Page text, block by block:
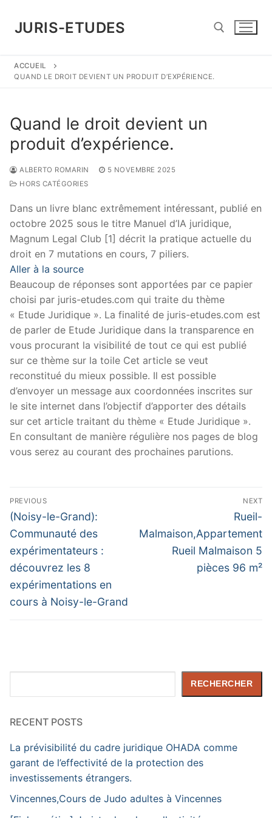
contenu
JURIS-ETUDES
ACCUEIL
QUAND LE DROIT DEVIENT UN PRODUIT D’EXPÉRIENCE.
Quand le droit devient un
produit d’expérience.
ALBERTO ROMARIN
5 NOVEMBRE 2025
HORS CATÉGORIES
Dans un livre blanc extrêmement intéressant, publié en
octobre 2025 sous le titre Manuel d’IA juridique,
Magnum Legal Club [1] décrit la pratique actuelle du
droit en 7 mutations en cours, 7 piliers.
Aller à la source
Beaucoup de réponses sont apportées par ce papier
choisi par juris-etudes.com qui traite du thème
« Etude Juridique ». La finalité de juris-etudes.com est
de parler de Etude Juridique dans la transparence en
vous procurant la visibilité de tout ce qui est publié
sur ce thème sur la toile Cet article se veut
reconstitué du mieux possible. Il est possible
d’envoyer un message aux coordonnées inscrites sur
le site internet dans l’objectif d’apporter des détails
sur cet article traitant du thème « Etude Juridique ».
En consultant de manière régulière nos pages de blog
vous serez au courant des prochaines parutions.
Navigation
de
l’article
PREVIOUS
Previous
post:
(Noisy-le-Grand):
Communauté des
expérimentateurs :
découvrez les 8
expérimentations en
cours à Noisy-le-Grand
NEXT
Next
post:
Rueil-
Malmaison,Appartement
Rueil Malmaison 5
pièces 96 m²
RECHERCHER
RECENT POSTS
La prévisibilité du cadre juridique OHADA comme
garant de l’effectivité de la protection des
investissements étrangers.
Vincennes,Cours de Judo adultes à Vincennes